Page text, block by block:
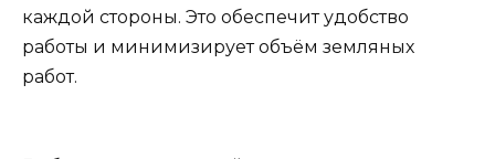
каждой стороны. Это обеспечит удобство
работы и минимизирует объём земляных
работ.